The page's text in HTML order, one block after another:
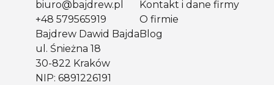
biuro@bajdrew.pl
+48 579565919
Bajdrew Dawid Bajda
ul. Śnieżna 18
30-822 Kraków
NIP: 6891226191
Kontakt i dane firmy
O firmie
Blog